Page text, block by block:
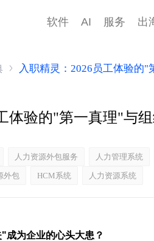
软件 AI 服务 出
入职精灵：2026员工体验的
体验的"第一真理"与
人力资源外包服务 人力管理系统
外包 HCM系统 人力资源系统
成为企业的心头大患？